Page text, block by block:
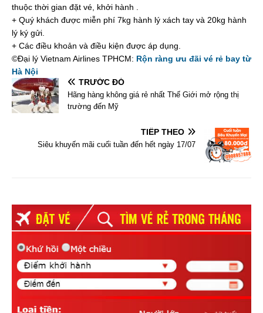
thuộc thời gian đặt vé, khởi hành .
+ Quý khách được miễn phí 7kg hành lý xách tay và 20kg hành
lý ký gửi.
+ Các điều khoản và điều kiện được áp dụng.
©Đại lý Vietnam Airlines TPHCM: Rộn ràng ưu đãi vé rẻ bay từ
Hà Nội
TRƯỚC ĐÓ
Hãng hàng không giá rẻ nhất Thế Giới mở rộng thị
trường đến Mỹ
TIẾP THEO
Siêu khuyến mãi cuối tuần đến hết ngày 17/07